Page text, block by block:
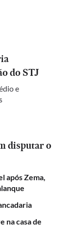
do STJ
e
disputar o
após Zema,
na casa de